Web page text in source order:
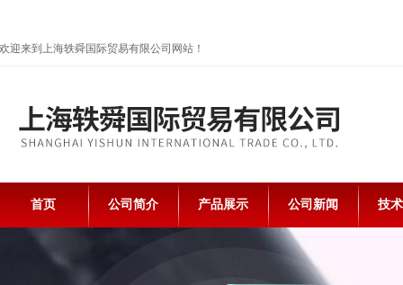
欢迎来到上海轶舜国际贸易有限公司网站！
首页 公司简介 产品展示 公司新闻 技